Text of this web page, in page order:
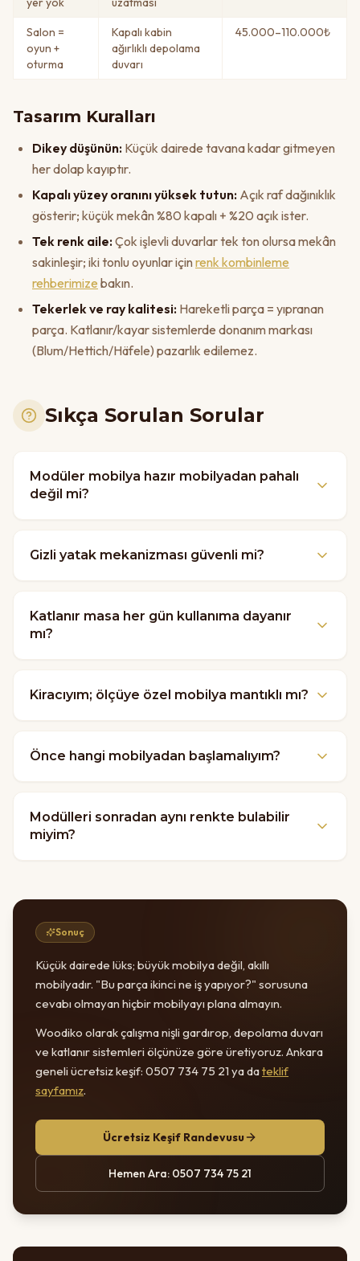
Salon =
oyun +
oturma
Kapalı kabin
ağırlıklı depolama
duvarı
45.000–110.000₺
Tasarım Kuralları
Dikey düşünün: Küçük dairede tavana kadar gitmeyen
her dolap kayıptır.
Kapalı yüzey oranını yüksek tutun: Açık raf dağınıklık
gösterir; küçük mekân %80 kapalı + %20 açık ister.
Tek renk aile:Çok işlevli duvarlar tek ton olursa mekân
sakinleşir; iki tonlu oyunlar içinrenk kombinleme
rehberimize bakın.
Tekerlek ve ray kalitesi: Hareketli parça = yıpranan
parça. Katlanır/kayar sistemlerde donanım markası
(Blum/Hettich/Häfele) pazarlık edilemez.
Sıkça Sorulan Sorular
Modüler mobilya hazır mobilyadan pahalı
değil mi?
Gizli yatak mekanizması güvenli mi?
Katlanır masa her gün kullanıma dayanır
mı?
Kiracıyım; ölçüye özel mobilya mantıklı mı?
Önce hangi mobilyadan başlamalıyım?
Modülleri sonradan aynı renkte bulabilir
miyim?
Sonuç
Küçük dairede lüks; büyük mobilya değil, akıllı
mobilyadır. "Bu parça ikinci ne iş yapıyor?" sorusuna
cevabı olmayan hiçbir mobilyayı plana almayın.
Woodiko olarak çalışma nişli gardırop, depolama duvarı
ve katlanır sistemleri ölçünüze göre üretiyoruz. Ankara
geneli ücretsiz keşif: 0507 734 75 21 ya dateklif
sayfamız.
Ücretsiz Keşif Randevusu
Hemen Ara: 0507 734 75 21